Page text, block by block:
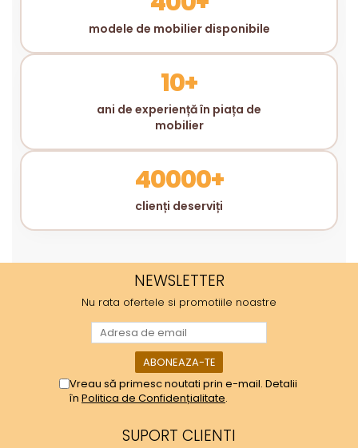
modele de mobilier disponibile
10+
ani de experiență în piața de
mobilier
40000+
clienți deserviți
NEWSLETTER
Nu rata ofertele si promotiile noastre
Vreau să primesc noutati prin e-mail. Detalii
în Politica de Confidențialitate.
SUPORT CLIENTI